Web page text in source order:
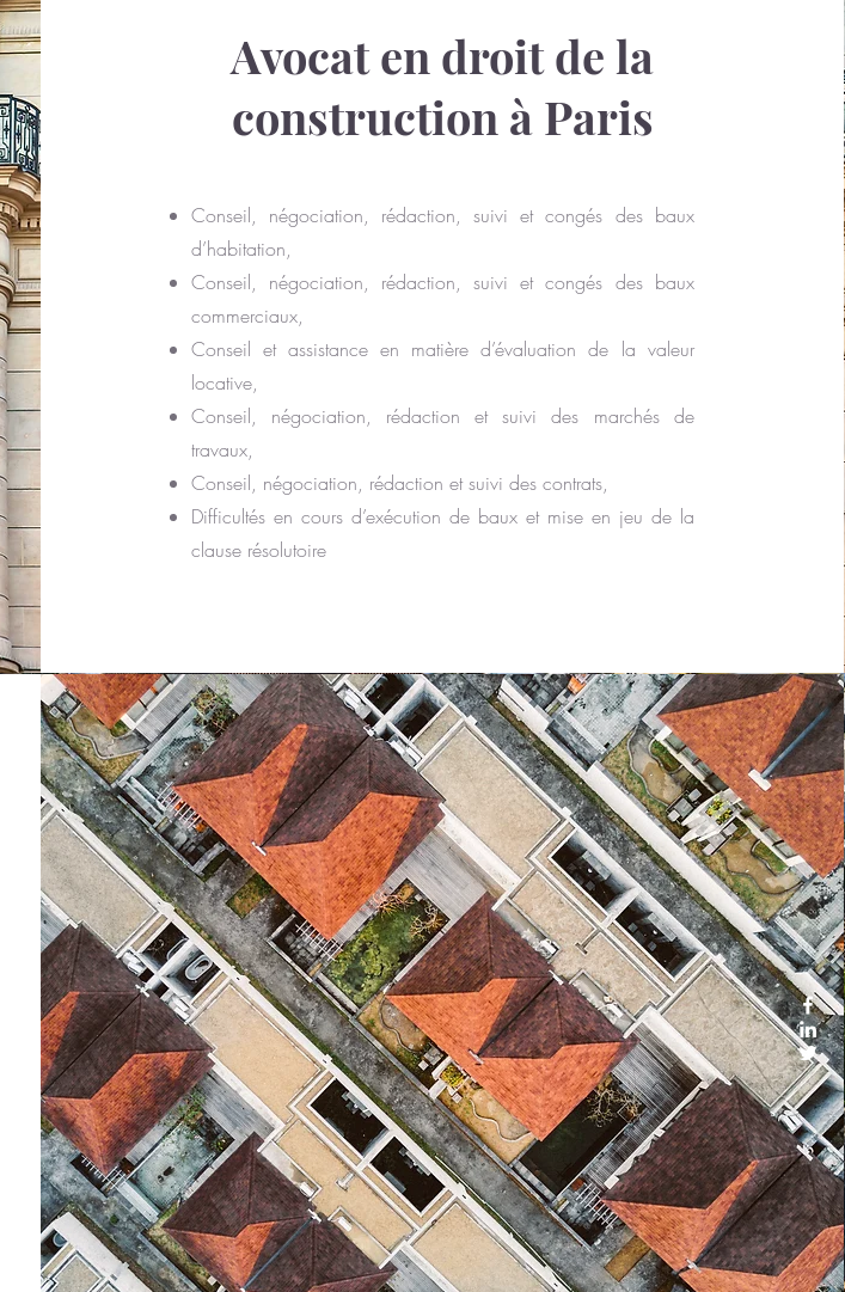
Avocat en droit de la
construction à Paris
Conseil, négociation, rédaction, suivi et congés des baux
d’habitation,
Conseil, négociation, rédaction, suivi et congés des baux
commerciaux,
Conseil et assistance en matière d’évaluation de la valeur
locative,
Conseil, négociation, rédaction et suivi des marchés de
travaux,
Conseil, négociation, rédaction et suivi des contrats,
Difficultés en cours d’exécution de baux et mise en jeu de la
clause résolutoire